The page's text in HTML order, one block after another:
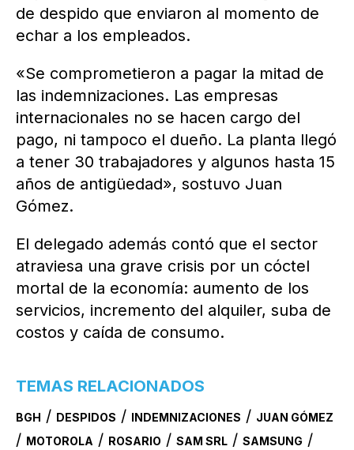
de despido que enviaron al momento de
echar a los empleados.
«Se comprometieron a pagar la mitad de
las indemnizaciones. Las empresas
internacionales no se hacen cargo del
pago, ni tampoco el dueño. La planta llegó
a tener 30 trabajadores y algunos hasta 15
años de antigüedad», sostuvo Juan
Gómez.
El delegado además contó que el sector
atraviesa una grave crisis por un cóctel
mortal de la economía: aumento de los
servicios, incremento del alquiler, suba de
costos y caída de consumo.
TEMAS RELACIONADOS
BGH / DESPIDOS / INDEMNIZACIONES / JUAN GÓMEZ
/ MOTOROLA / ROSARIO / SAM SRL / SAMSUNG /